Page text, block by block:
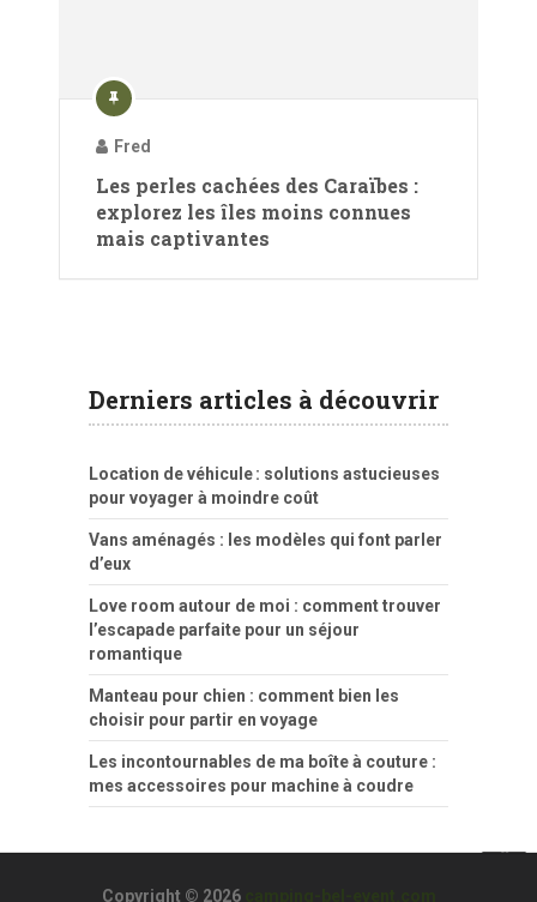
Fred
Les perles cachées des Caraïbes :
explorez les îles moins connues
mais captivantes
Derniers articles à découvrir
Location de véhicule : solutions astucieuses
pour voyager à moindre coût
Vans aménagés : les modèles qui font parler
d’eux
Love room autour de moi : comment trouver
l’escapade parfaite pour un séjour
romantique
Manteau pour chien : comment bien les
choisir pour partir en voyage
Les incontournables de ma boîte à couture :
mes accessoires pour machine à coudre
Copyright © 2026